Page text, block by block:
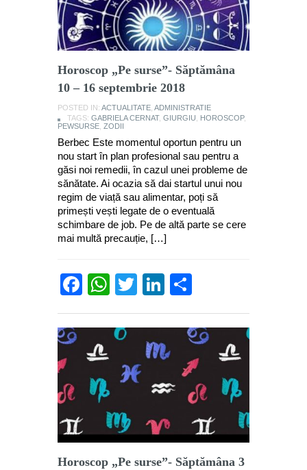
Horoscop „Pe surse”- Săptămâna
10 – 16 septembrie 2018
POSTED IN: ACTUALITATE ADMINISTRATIE
TAGS: GABRIELA CERNAT, GIURGIU HOROSCOP,
PEWSURSE ZODII
Berbec Este momentul oportun pentru un
nou start în plan profesional sau pentru a
găsi noi remedii, în cazul unei probleme de
sănătate. Ai ocazia să dai startul unui nou
regim de viață sau alimentar, poți să
primești vești legate de o eventuală
schimbare de job. Pe de altă parte se cere
mai multă precauție, […]
Facebook
WhatsApp
TwitterLinkedIn
Horoscop „Pe surse”- Săptămâna 3